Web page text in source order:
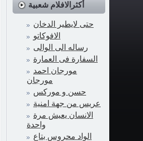
أكثرالافلام شعبية
حتى لايطير الدخان
الافوكاتو
رساله الى الوالى
السفارة فى العمارة
مورجان احمد
مورجان
حسن و موركس
عريس من جهة امنية
الانسان يعيش مرة
واحدة
الواد محروس بتاع